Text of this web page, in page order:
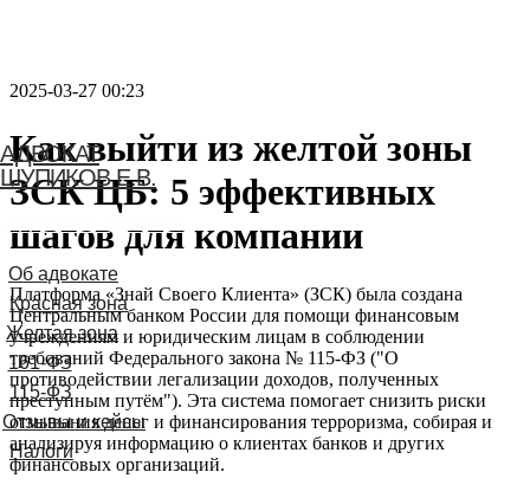
АДВОКАТ
ШУПИКОВ Е.В.
2025-03-27 00:23
Как выйти из желтой зоны
ЗСК ЦБ: 5 эффективных
шагов для компании
Платформа «Знай Своего Клиента» (ЗСК) была создана
Центральным банком России для помощи финансовым
учреждениям и юридическим лицам в соблюдении
требований Федерального закона № 115-ФЗ ("О
противодействии легализации доходов, полученных
преступным путём"). Эта система помогает снизить риски
отмывания денег и финансирования терроризма, собирая и
анализируя информацию о клиентах банков и других
финансовых организаций.